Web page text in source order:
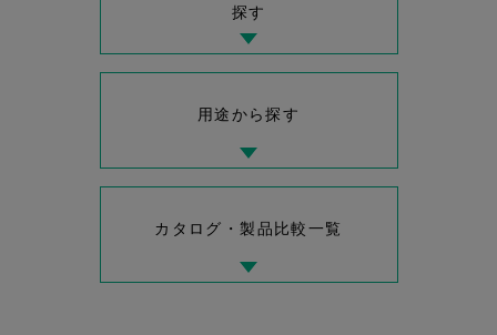
探す
用途から探す
カタログ・製品比較一覧